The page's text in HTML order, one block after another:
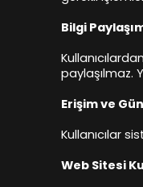
Bilgi
paylaşılmaz.
Erişim ve
Kullanıcılar
Web Sitesi